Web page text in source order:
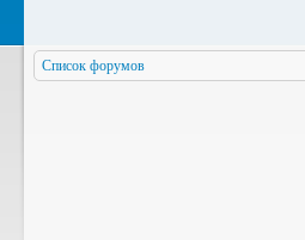
Список форумов